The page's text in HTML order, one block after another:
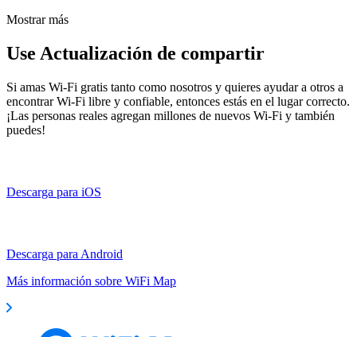
Mostrar más
Use Actualización de compartir
Si amas Wi-Fi gratis tanto como nosotros y quieres ayudar a otros a
encontrar Wi-Fi libre y confiable, entonces estás en el lugar correcto.
¡Las personas reales agregan millones de nuevos Wi-Fi y también
puedes!
Descarga para iOS
Descarga para Android
Más información sobre WiFi Map